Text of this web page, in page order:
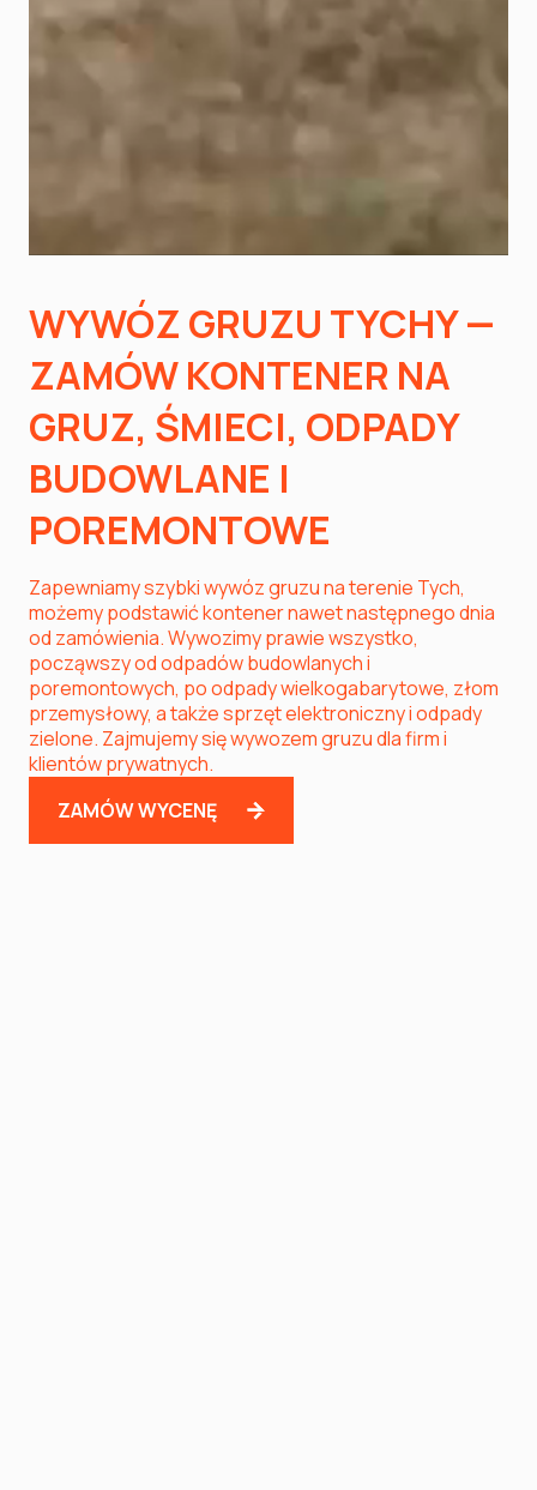
WYWÓZ GRUZU TYCHY —
ZAMÓW KONTENER NA
GRUZ, ŚMIECI, ODPADY
BUDOWLANE I
POREMONTOWE
Zapewniamy szybki wywóz gruzu na terenie Tych,
możemy podstawić kontener nawet następnego dnia
od zamówienia. Wywozimy prawie wszystko,
począwszy od odpadów budowlanych i
poremontowych, po odpady wielkogabarytowe, złom
przemysłowy, a także sprzęt elektroniczny i odpady
zielone. Zajmujemy się wywozem gruzu dla firm i
klientów prywatnych.
ZAMÓW WYCENĘ